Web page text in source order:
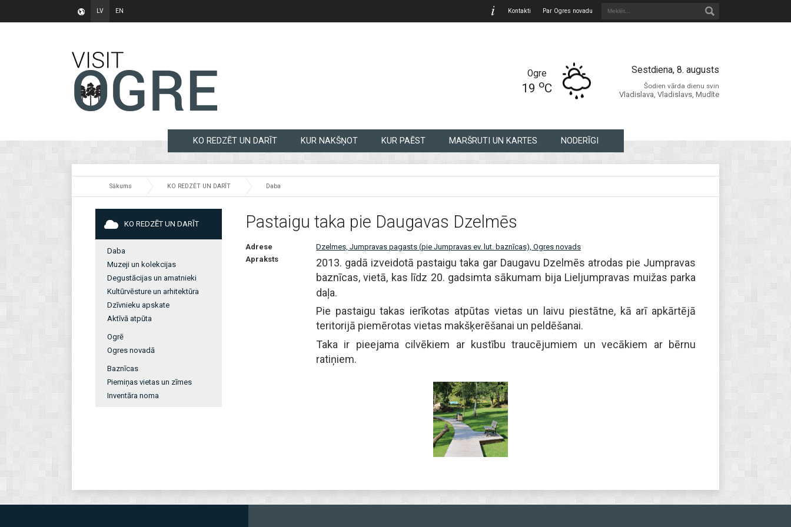
LV EN Kontakti Par Ogres novadu
Ogre
19 oC
Sestdiena, 8. augusts
Šodien vārda dienu svin
Vladislava, Vladislavs, Mudīte
KO REDZĒT UN DARĪT KUR NAKŠŅOT KUR PAĒST MARŠRUTI UN KARTES NODERĪGI
Sākums KO REDZĒT UN DARĪT Daba
KO REDZĒT UN DARĪT
Daba
Muzeji un kolekcijas
Degustācijas un amatnieki
Kultūrvēsture un arhitektūra
Dzīvnieku apskate
Aktīvā atpūta
Ogrē
Ogres novadā
Baznīcas
Piemiņas vietas un zīmes
Inventāra noma
Pastaigu taka pie Daugavas Dzelmēs
Adrese
Dzelmes, Jumpravas pagasts (pie Jumpravas ev. lut. baznīcas), Ogres novads
Apraksts
2013. gadā izveidotā pastaigu taka gar Daugavu Dzelmēs atrodas pie Jumpravas
baznīcas, vietā, kas līdz 20. gadsimta sākumam bija Lieljumpravas muižas parka
daļa.
Pie pastaigu takas ierīkotas atpūtas vietas un laivu piestātne, kā arī apkārtējā
teritorijā piemērotas vietas makšķerēšanai un peldēšanai.
Taka ir pieejama cilvēkiem ar kustību traucējumiem un vecākiem ar bērnu
ratiņiem.